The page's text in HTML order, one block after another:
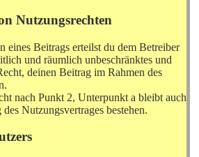
Nutzungsrechten
eines Beitrags erteilst du dem Betreiber
und räumlich unbeschränktes und
deinen Beitrag im Rahmen des
nach Punkt 2, Unterpunkt a bleibt auch
Nutzungsvertrages bestehen.